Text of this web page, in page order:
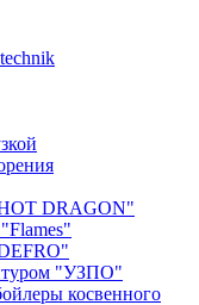
DRAGON"
"УЗПО"
косвенного